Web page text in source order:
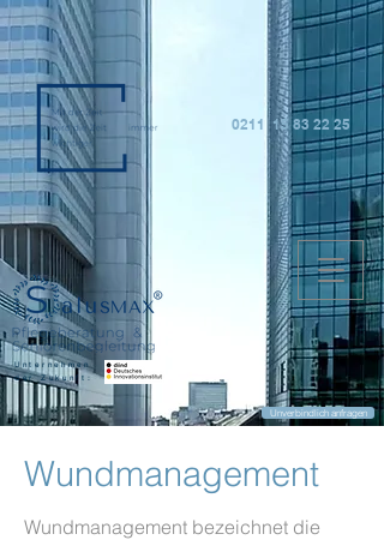
0211 15 83 22 25
Unternehmen
der Zukunft:
Unverbindlich anfragen
Wundmanagement
Wundmanagement bezeichnet die